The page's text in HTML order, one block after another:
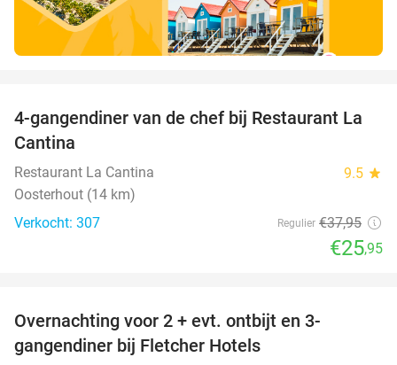
32%
4-gangendiner van de chef bij Restaurant La
Cantina
Restaurant La Cantina 9.5 star
Oosterhout (14 km)
Verkocht: 307
Regulier €37,95
€25,95
Overnachting voor 2 + evt. ontbijt en 3-
gangendiner bij Fletcher Hotels